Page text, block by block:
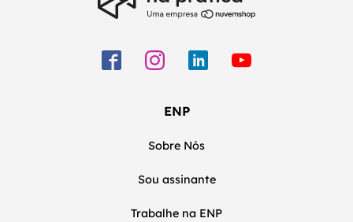
ENP
Sobre Nós
Sou assinante
Trabalhe na ENP